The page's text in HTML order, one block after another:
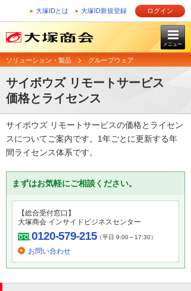
大塚IDとは 大塚ID新規登録 ログイン
メニュー
ソリューション・製品 グループウェア
サイボウズ リモートサービス
価格とライセンス
サイボウズ リモートサービスの価格とライセン
スについてご案内です。1年ごとに更新する年
間ライセンス体系です。
まずはお気軽にご相談ください。
【総合受付窓口】
大塚商会 インサイドビジネスセンター
0120-579-215（平日 9:00～17:30）
お問い合わせ